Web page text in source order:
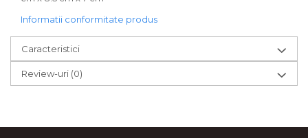
Informatii conformitate produs
Caracteristici
Review-uri (0)